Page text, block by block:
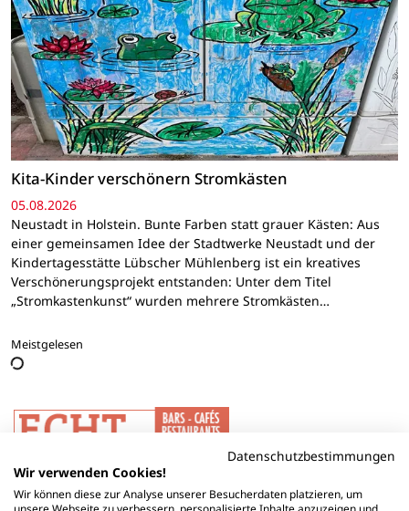
Kita-Kinder verschönern Stromkästen
05.08.2026
Neustadt in Holstein. Bunte Farben statt grauer Kästen: Aus
einer gemeinsamen Idee der Stadtwerke Neustadt und der
Kindertagesstätte Lübscher Mühlenberg ist ein kreatives
Verschönerungsprojekt entstanden: Unter dem Titel
„Stromkastenkunst“ wurden mehrere Stromkästen…
Meistgelesen
Datenschutzbestimmungen
Wir verwenden Cookies!
Wir können diese zur Analyse unserer Besucherdaten platzieren, um